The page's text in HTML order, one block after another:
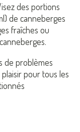
des portions
de canneberges
fraîches ou
de problèmes
pour tous les